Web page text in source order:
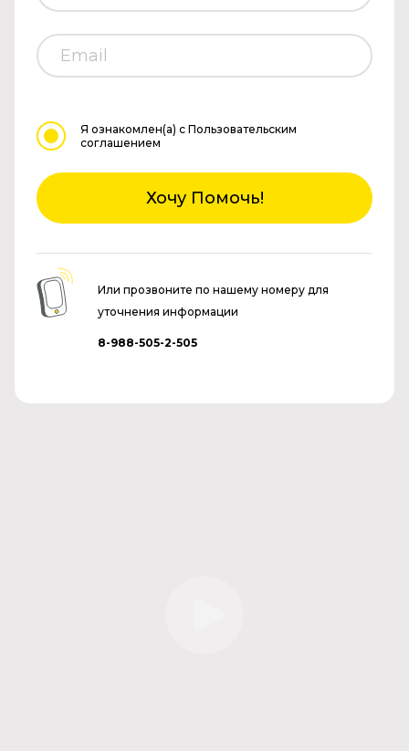
Я ознакомлен(а) с Пользовательским
соглашением
Хочу Помочь!
Или прозвоните по нашему номеру для
уточнения информации
8-988-505-2-505